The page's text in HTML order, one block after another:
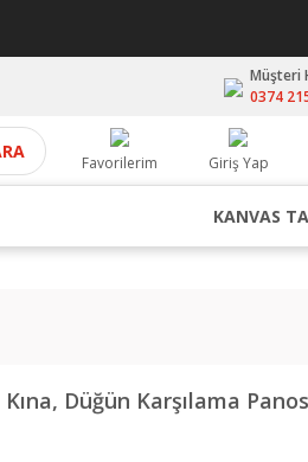
Müşteri
0374
Favorilerim Giriş Yap
KANVAS
Düğün Karşılama